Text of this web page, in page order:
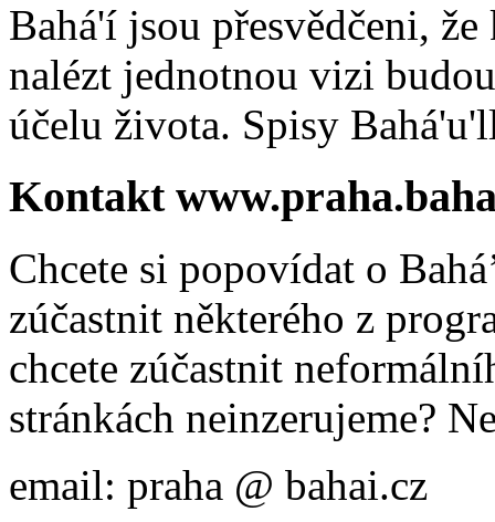
Bahá'í jsou přesvědčeni,
nalézt jednotnou vizi
účelu života. Spisy
Kontakt
Chcete si popovídat o
zúčastnit některého z
chcete zúčastnit
stránkách neinzerujeme?
email: praha @ bahai.cz